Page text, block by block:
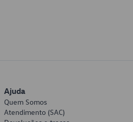
Ajuda
Quem Somos
Atendimento (SAC)